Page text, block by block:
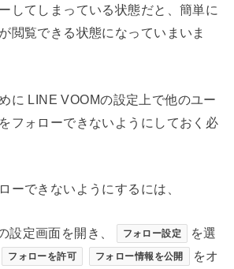
してしまっている状態だと、簡単に
閲覧できる状態になっていまいま
に LINE VOOMの設定上で他のユー
フォローできないようにしておく必
ーできないようにするには、
定画面を開き、 フォロー設定
を選
フォローを許可 フォロー情報を公開
をオ